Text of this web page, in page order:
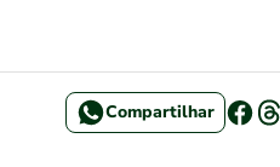
Compartilhar